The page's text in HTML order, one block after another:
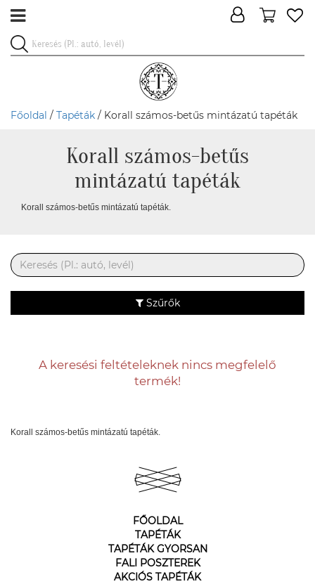
Főoldal / Tapéták / Korall számos-betűs mintázatú tapéták
Korall számos-betűs
mintázatú tapéták
Korall számos-betűs mintázatú tapéták.
Szűrők
A keresési feltételeknek nincs megfelelő
termék!
Korall számos-betűs mintázatú tapéták.
FŐOLDAL
TAPÉTÁK
TAPÉTÁK GYORSAN
FALI POSZTEREK
AKCIÓS TAPÉTÁK